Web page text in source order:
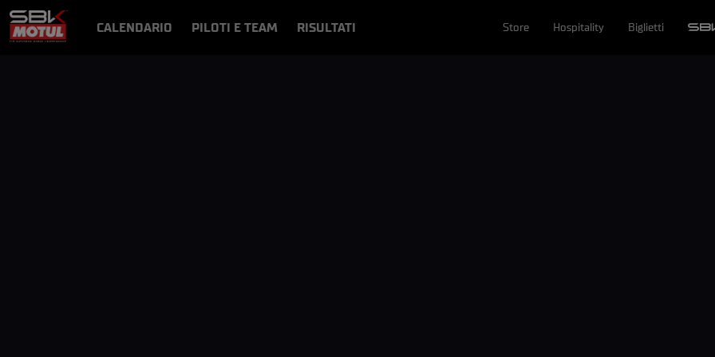
CALENDARIO PILOTI E TEAM RISULTATI Store Hospitality Biglietti